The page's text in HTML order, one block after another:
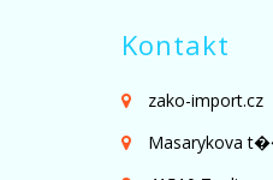
Kontakt
zako-import.cz
Masarykova